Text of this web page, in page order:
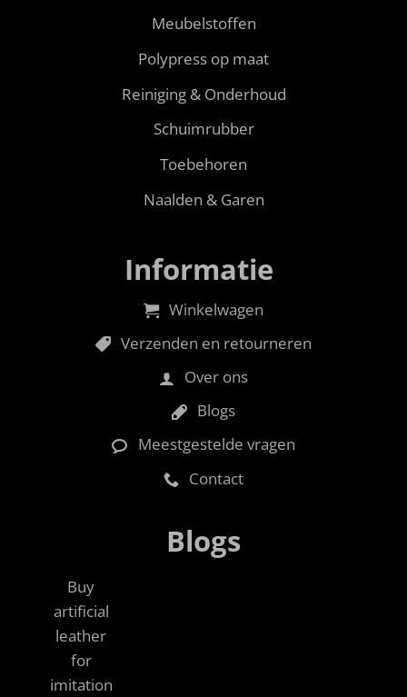
Meubelstoffen
Polypress op maat
Reiniging & Onderhoud
Schuimrubber
Toebehoren
Naalden & Garen
Informatie
Winkelwagen
Verzenden en retourneren
Over ons
Blogs
Meestgestelde vragen
Contact
Blogs
Buy
artificial
leather
for
imitation